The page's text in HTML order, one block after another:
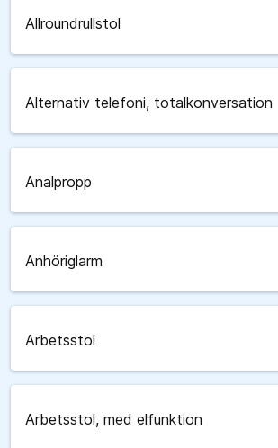
Allroundrullstol
Alternativ telefoni, totalkonversation
Analpropp
Anhöriglarm
Arbetsstol
Arbetsstol, med elfunktion